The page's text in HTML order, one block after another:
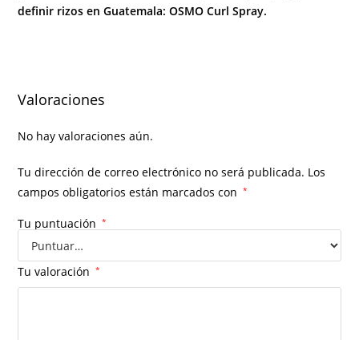
definir rizos en Guatemala: OSMO Curl Spray.
Valoraciones
No hay valoraciones aún.
Tu dirección de correo electrónico no será publicada. Los
campos obligatorios están marcados con
*
Tu puntuación *
Tu valoración *